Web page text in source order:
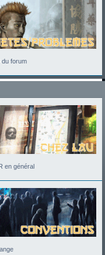
du forum
en général